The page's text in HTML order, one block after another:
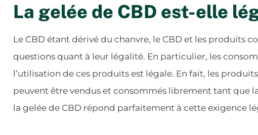
La gelée de CBD est-elle
Le CBD étant dérivé du chanvre, le CBD et les produits
questions quant à leur légalité. En particulier, les
l’utilisation de ces produits est légale. En fait, les
peuvent être vendus et consommés librement tant que
la gelée de CBD répond parfaitement à cette exigence